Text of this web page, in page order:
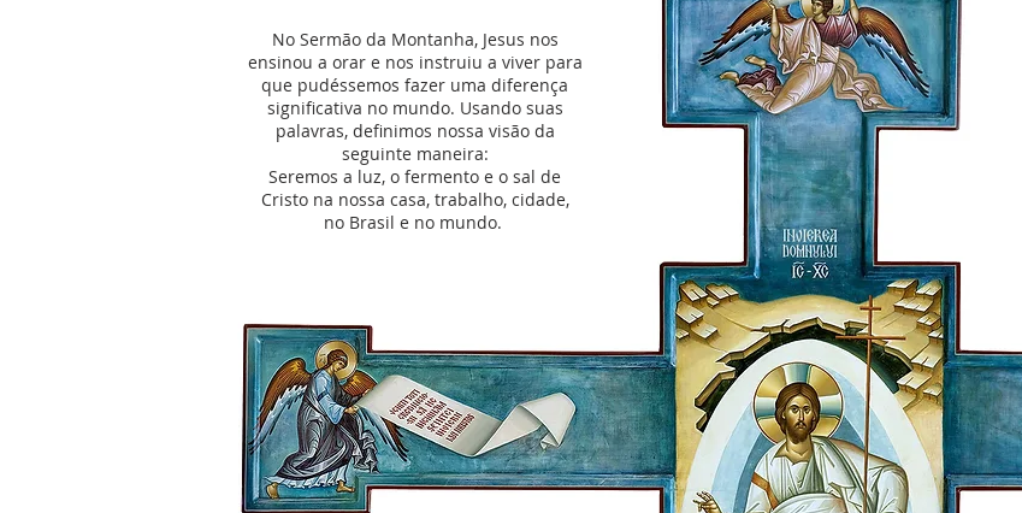
No Sermão da Montanha, Jesus nos
ensinou a orar e nos instruiu a viver para
que pudéssemos fazer uma diferença
significativa no mundo. Usando suas
palavras, definimos nossa visão da
seguinte maneira:
Seremos a luz, o fermento e o sal de
Cristo na nossa casa, trabalho, cidade,
no Brasil e no mundo.